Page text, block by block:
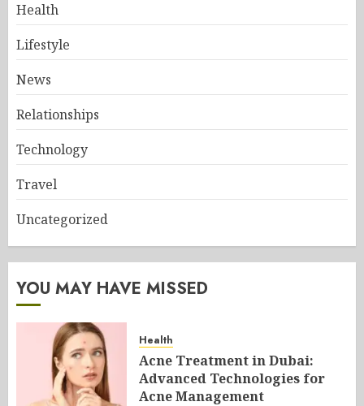
Health
Lifestyle
News
Relationships
Technology
Travel
Uncategorized
YOU MAY HAVE MISSED
Health
Acne Treatment in Dubai:
Advanced Technologies for
Acne Management